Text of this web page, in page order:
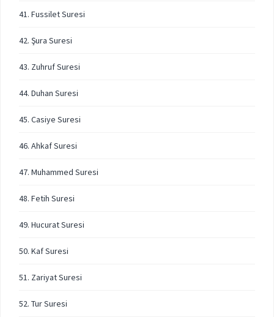
41. Fussilet Suresi
42. Şura Suresi
43. Zuhruf Suresi
44. Duhan Suresi
45. Casiye Suresi
46. Ahkaf Suresi
47. Muhammed Suresi
48. Fetih Suresi
49. Hucurat Suresi
50. Kaf Suresi
51. Zariyat Suresi
52. Tur Suresi